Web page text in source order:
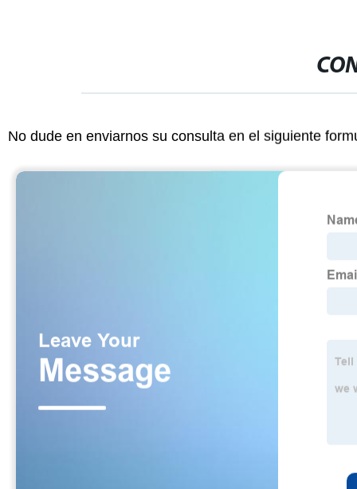
No dude en enviarnos su consulta en el siguiente